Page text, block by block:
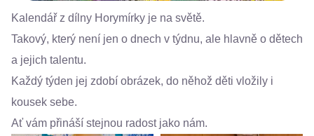
Kalendář z dílny Horymírky je na světě.
Takový, který není jen o dnech v týdnu, ale hlavně o dětech
a jejich talentu.
Každý týden jej zdobí obrázek, do něhož děti vložily i
kousek sebe.
Ať vám přináší stejnou radost jako nám.